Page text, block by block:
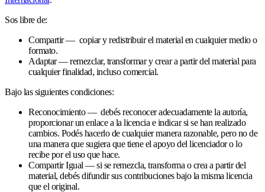
Sos libre de:
Compartir — copiar y redistribuir el material en cualquier medio o
formato.
Adaptar — remezclar, transformar y crear a partir del material para
cualquier finalidad, incluso comercial.
Bajo las siguientes condiciones:
Reconocimiento — debés reconocer adecuadamente la autoría,
proporcionar un enlace a la licencia e indicar si se han realizado
cambios. Podés hacerlo de cualquier manera razonable, pero no de
una manera que sugiera que tiene el apoyo del licenciador o lo
recibe por el uso que hace.
Compartir Igual — si se remezcla, transforma o crea a partir del
material, debés difundir sus contribuciones bajo la misma licencia
que el original.